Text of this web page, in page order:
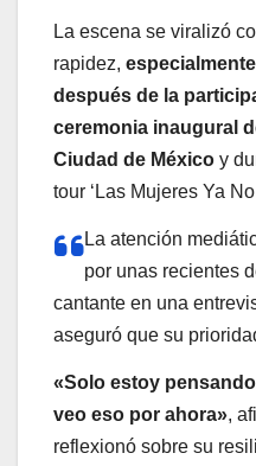
La escena se viralizó
rapidez,
después de la
ceremonia inaugural
Ciudad de México y
tour ‘Las Mujeres Ya
La atención
por unas recientes
cantante en una
aseguró que su
«Solo estoy
veo eso por ahora»,
reflexionó sobre su